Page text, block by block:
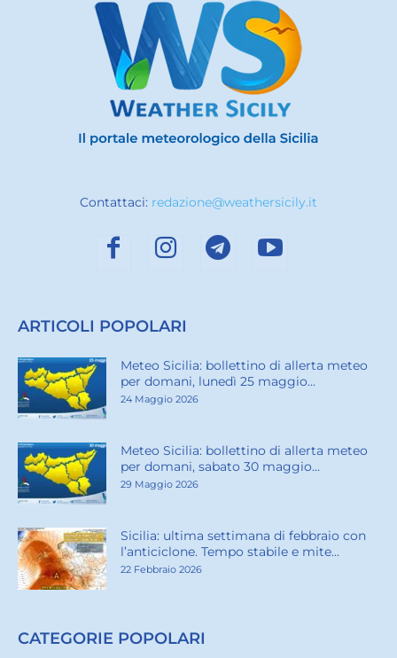
Contattaci: redazione@weathersicily.it
ARTICOLI POPOLARI
Meteo Sicilia: bollettino di allerta meteo
per domani, lunedì 25 maggio...
24 Maggio 2026
Meteo Sicilia: bollettino di allerta meteo
per domani, sabato 30 maggio...
29 Maggio 2026
Sicilia: ultima settimana di febbraio con
l’anticiclone. Tempo stabile e mite...
22 Febbraio 2026
CATEGORIE POPOLARI